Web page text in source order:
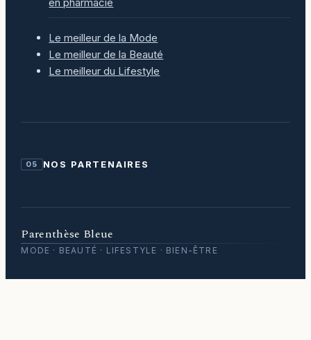
Le meilleur de la Mode
Le meilleur de la Beauté
Le meilleur du Lifestyle
05 NOS PARTENAIRES
Parenthèse Bleue
MODE · BEAUTÉ · LIFESTYLE · BIEN-ÊTRE